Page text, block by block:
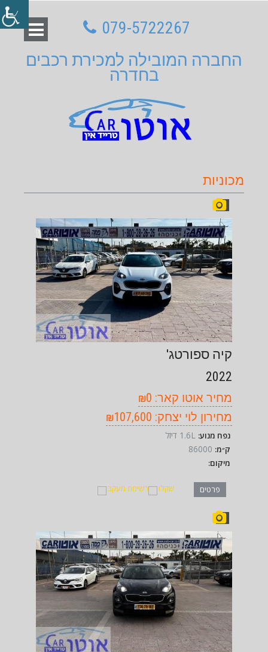
079-5722267
החברה המובילה למכירת רכבים
בחדרה
מכוניות
קיה ספורטג'
2022
מחיר אוטו קאר: ₪0
מחירון לוי יצחק: ₪107,600
נפח מנוע:
ק״מ:
מיקום:
פרטים שקלו רשימת מעקב